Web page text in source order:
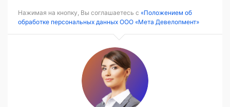
Нажимая на кнопку, Вы соглашаетесь с «Положением об
обработке персональных данных ООО «Мета Девелопмент»